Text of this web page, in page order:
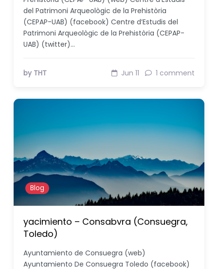
del Patrimoni Arqueològic de la Prehistòria
(CEPAP-UAB) (facebook) Centre d’Estudis del
Patrimoni Arqueològic de la Prehistòria (CEPAP-
UAB) (twitter)…
by THT Jun 11 1 comment
Blog
yacimiento – Consabvra (Consuegra,
Toledo)
Ayuntamiento de Consuegra (web)
Ayuntamiento De Consuegra Toledo (facebook)